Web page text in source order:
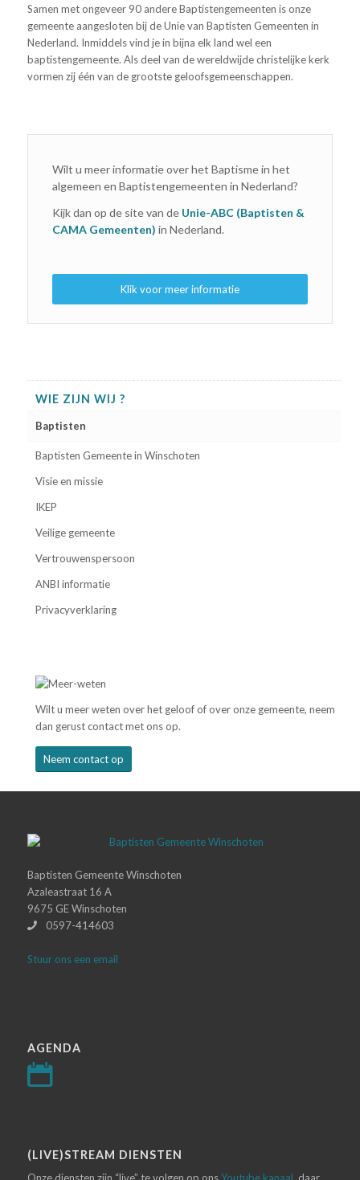
Samen met ongeveer 90 andere Baptistengemeenten is onze
gemeente aangesloten bij de Unie van Baptisten Gemeenten in
Nederland. Inmiddels vind je in bijna elk land wel een
baptistengemeente. Als deel van de wereldwijde christelijke kerk
vormen zij één van de grootste geloofsgemeenschappen.
Wilt u meer informatie over het Baptisme in het
algemeen en Baptistengemeenten in Nederland?
Kijk dan op de site van de Unie-ABC (Baptisten &
CAMA Gemeenten) in Nederland.
Klik voor meer informatie
WIE ZIJN WIJ ?
Baptisten
Baptisten Gemeente in Winschoten
Visie en missie
IKEP
Veilige gemeente
Vertrouwenspersoon
ANBI informatie
Privacyverklaring
Wilt u meer weten over het geloof of over onze gemeente, neem
dan gerust contact met ons op.
Neem contact op
Baptisten Gemeente Winschoten
Azaleastraat 16 A
9675 GE Winschoten
0597-414603
Stuur ons een email
AGENDA
(LIVE)STREAM DIENSTEN